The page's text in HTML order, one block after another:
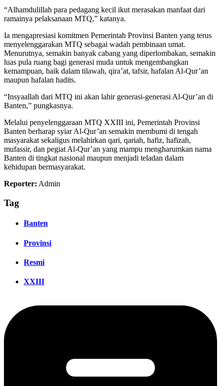
“Alhamdulillah para pedagang kecil ikut merasakan manfaat dari
ramainya pelaksanaan MTQ,” katanya.
Ia mengapresiasi komitmen Pemerintah Provinsi Banten yang terus
menyelenggarakan MTQ sebagai wadah pembinaan umat.
Menurutnya, semakin banyak cabang yang diperlombakan, semakin
luas pula ruang bagi generasi muda untuk mengembangkan
kemampuan, baik dalam tilawah, qira’at, tafsir, hafalan Al-Qur’an
maupun hafalan hadits.
“Insyaallah dari MTQ ini akan lahir generasi-generasi Al-Qur’an di
Banten,” pungkasnya.
Melalui penyelenggaraan MTQ XXIII ini, Pemerintah Provinsi
Banten berharap syiar Al-Qur’an semakin membumi di tengah
masyarakat sekaligus melahirkan qari, qariah, hafiz, hafizah,
mufassir, dan pegiat Al-Qur’an yang mampu mengharumkan nama
Banten di tingkat nasional maupun menjadi teladan dalam
kehidupan bermasyarakat.
Reporter: Admin
Tag
Banten
Provinsi
Resmi
XXIII